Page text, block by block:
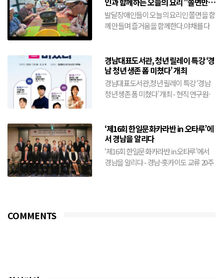
기"(8월10일)
발달장애인들이 오늘의 요리인 쫄면을 함
께 만들며 즐거움을 함께한다.야채를 다
경남대표도서관, 청년 릴레이 특강 ‘경
남 청년 생존 폼 미쳤다’ 개최
경남대표도서관,청년 릴레이 특강 ‘경남
청년 생존 폼 미쳤다’ 개최 - 현직 연구원·
‘제16회 한일문화카라반 in 오타루’에
서 경남을 알리다
‘제16회 한일문화카라반 in 오타루’에서
경남을 알리다 - 경남-홋카이도 교류 20주
COMMENTS